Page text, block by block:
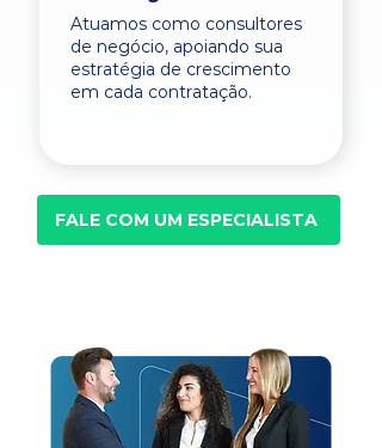
Atuamos como consultores
de negócio, apoiando sua
estratégia de crescimento
em cada contratação.
FALE COM UM ESPECIALISTA